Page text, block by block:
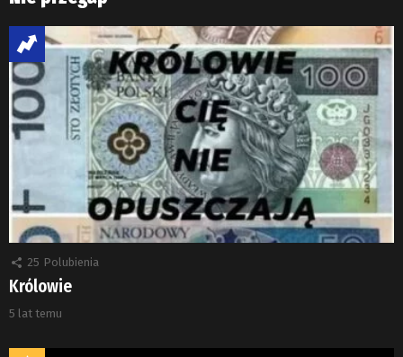
25 Polubienia
Królowie
5 lat temu